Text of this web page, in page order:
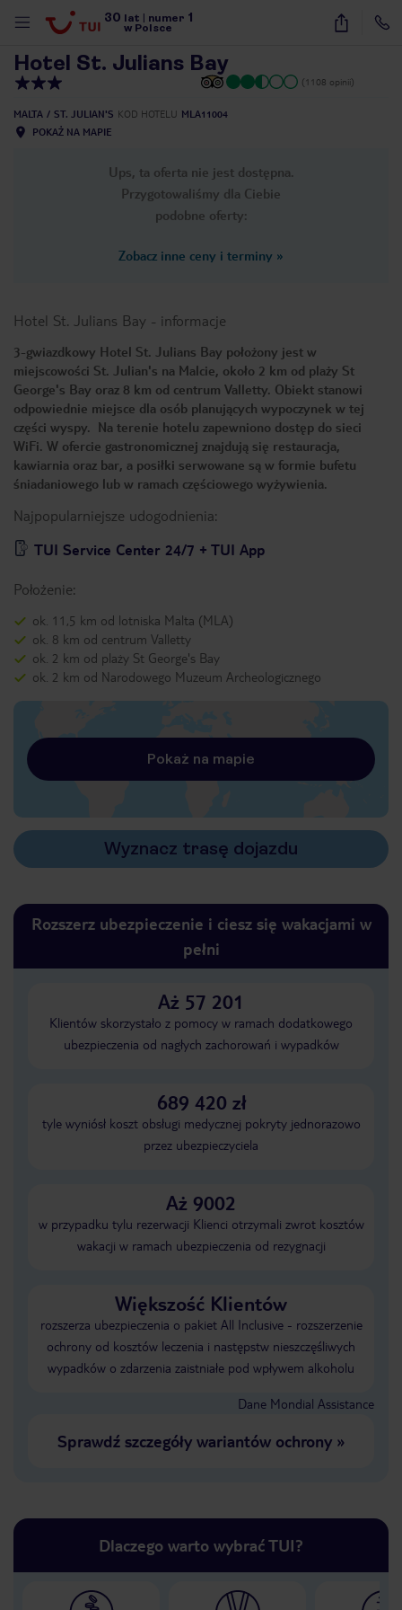
30 lat numer 1
w Polsce
26
Hotel St. Julians Bay
(1108 opinii)
MALTA ST. JULIAN'S KOD HOTELU MLA11004
POKAŻ NA MAPIE
Ups, ta oferta nie jest dostępna.
Przygotowaliśmy dla Ciebie
podobne oferty:
Zobacz inne ceny i terminy »
Hotel St. Julians Bay - informacje
3-gwiazdkowy Hotel St. Julians Bay położony jest w
miejscowości St. Julian's na Malcie, około 2 km od plaży St
George's Bay oraz 8 km od centrum Valletty. Obiekt stanowi
odpowiednie miejsce dla osób planujących wypoczynek w tej
części wyspy. Na terenie hotelu zapewniono dostęp do sieci
WiFi. W ofercie gastronomicznej znajdują się restauracja,
kawiarnia oraz bar, a posiłki serwowane są w formie bufetu
śniadaniowego lub w ramach częściowego wyżywienia.
Najpopularniejsze udogodnienia:
TUI Service Center 24/7 + TUI App
Położenie:
ok. 11,5 km od lotniska Malta (MLA)
ok. 8 km od centrum Valletty
ok. 2 km od plaży St George's Bay
ok. 2 km od Narodowego Muzeum Archeologicznego
Pokaż na mapie
Wyznacz trasę dojazdu
Rozszerz ubezpieczenie i ciesz się wakacjami w
pełni
Aż 57 201
Klientów skorzystało z pomocy w ramach dodatkowego
ubezpieczenia od nagłych zachorowań i wypadków
689 420 zł
tyle wyniósł koszt obsługi medycznej pokryty jednorazowo
przez ubezpieczyciela
Aż 9002
w przypadku tylu rezerwacji Klienci otrzymali zwrot kosztów
wakacji w ramach ubezpieczenia od rezygnacji
Większość Klientów
rozszerza ubezpieczenia o pakiet All Inclusive - rozszerzenie
ochrony od kosztów leczenia i następstw nieszczęśliwych
wypadków o zdarzenia zaistniałe pod wpływem alkoholu
Dane Mondial Assistance
Sprawdź szczegóły wariantów ochrony»
Dlaczego warto wybrać TUI?